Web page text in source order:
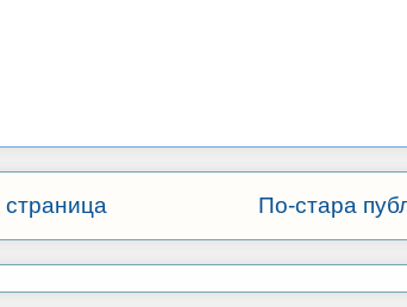
По-стара